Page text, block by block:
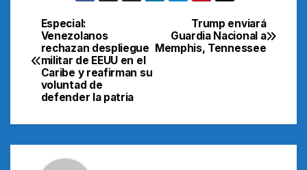
Navegación
de
entradas
Trump enviará
Guardia Nacional a
Memphis, Tennessee
Especial:
Venezolanos
rechazan despliegue
militar de EEUU en el
Caribe y reafirman su
voluntad de
defender la patria